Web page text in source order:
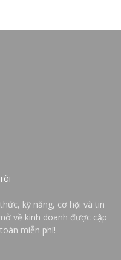
kỹ năng, cơ hội và tin
về kinh doanh được cập
miễn phí!